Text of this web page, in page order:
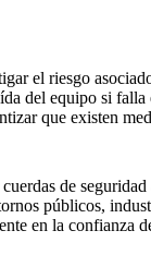
el riesgo
del equipo si
que existen
de
públicos,
en la confianza